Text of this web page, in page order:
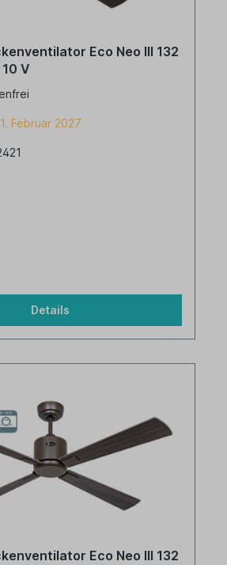
Eco Neo III 132
V
Februar 2027
Details
Eco Neo III 132